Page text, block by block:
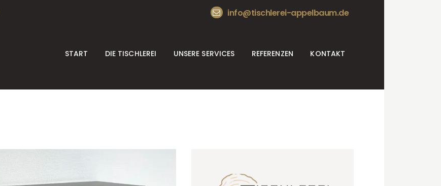
info@tischlerei-appelbaum.de
START DIE TISCHLEREI UNSERE SERVICES REFERENZEN KONTAKT
REFERENZEN